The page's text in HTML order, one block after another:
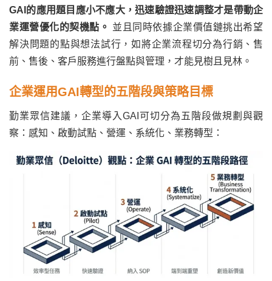
GAI的應用題目應小不應大，迅速驗證迅速調整才是帶動企
業運營優化的契機點。
並且同時依據企業價值鏈挑出希望
解決問題的點與想法試行，如將企業流程切分為行銷、售
前、售後、客戶服務進行盤點與管理，才能見樹且見林。
企業運用GAI轉型的五階段與策略目標
勤業眾信建議，企業導入GAI可切分為五階段做規劃與觀
察：感知、啟動試點、營運、系統化、業務轉型：